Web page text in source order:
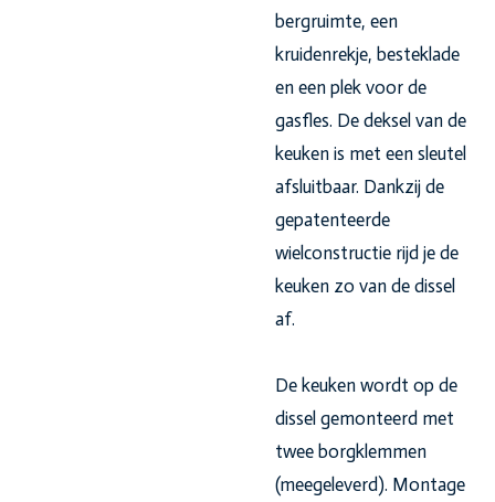
bergruimte, een
kruidenrekje, besteklade
en een plek voor de
gasfles. De deksel van de
keuken is met een sleutel
afsluitbaar. Dankzij de
gepatenteerde
wielconstructie rijd je de
keuken zo van de dissel
af.
De keuken wordt op de
dissel gemonteerd met
twee borgklemmen
(meegeleverd). Montage